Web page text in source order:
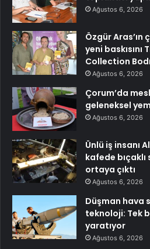
Ağustos 6, 2026
Özgür Aras’ın
yeni baskısını
Collection
Ağustos 6, 2026
Çorum’da
geleneksel
Ağustos 6, 2026
Ünlü iş insanı
kafede bıçaklı
ortaya çıktı
Ağustos 6, 2026
Düşman hava
teknoloji: Tek
yaratıyor
Ağustos 6, 2026